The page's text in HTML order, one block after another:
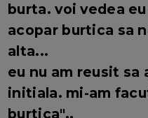
burta. voi vedea
acopar burtica sa
alta...
eu nu am reusit sa
initiala. mi-am
burtica"..